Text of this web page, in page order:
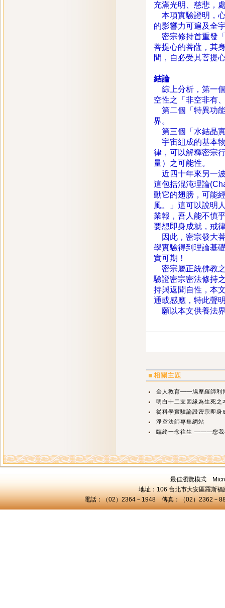
充滿光明、慈悲，
本項實驗證明，
的影響力可遍及全
密宗修持首重發
菩提心的菩薩，其
間，自必受其菩提
結論
綜上分析，第一
空性之「非空非有
第二個「特異功
界。
第三個「水結晶
宇宙組成的基本
律，可以解釋密宗
量）之可能性。
近四十年來另一
這包括混沌理論
動它的翅膀，可能
風。」這可以說明
業報，吾人能不慎
要想即身成就，戒
因此，密宗發大
學實驗得到理論基
實可期！
密宗屬正統佛教
驗證密宗密法修持
持與返聞自性，本
通或感應，特此聲
願以本文供養法
相關主題
全人教育——鳩摩羅師利
明白十二支因緣為生死
從科學實驗論證密宗即
淨空法師專集網站
臨終一念往生 ―――您
最佳瀏覽模式
地址：106 台北市大安區羅斯
電話：（02）2364－1948 傳真：（02）2362－